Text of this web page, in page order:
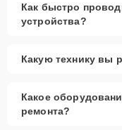
Как быстро
устройства?
Какую технику вы
Какое
ремонта?